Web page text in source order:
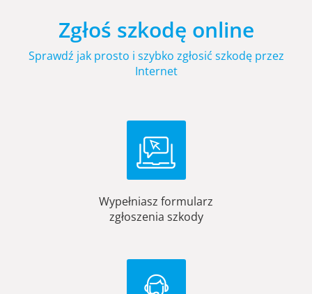
Zgłoś szkodę online
Sprawdź jak prosto i szybko zgłosić szkodę przez
Internet
Wypełniasz formularz
zgłoszenia szkody